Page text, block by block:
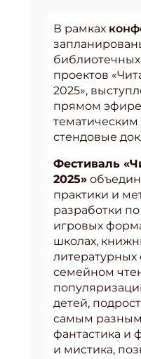
В рамках
проектов
2025»,
прямом
стендовые
Фестиваль
2025»
практики и
разработки
игровых
школах,
литературных
семейном
детей,
самым
фантастика и
и мистика,